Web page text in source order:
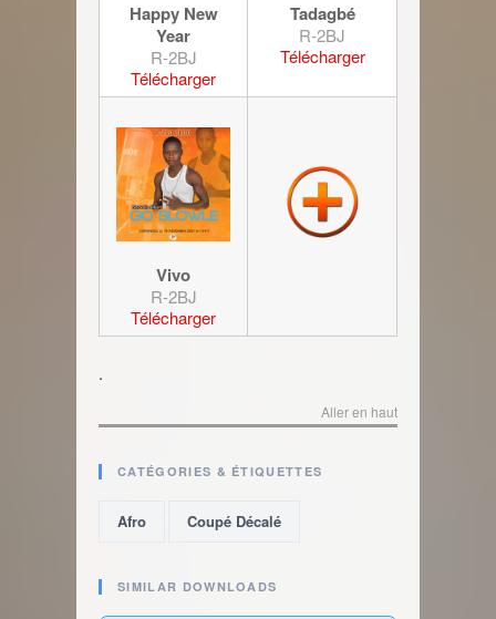
Happy New
Year
R-2BJ
Télécharger
Tadagbé
R-2BJ
Télécharger
Vivo
R-2BJ
Télécharger
.
Aller en haut
CATÉGORIES & ÉTIQUETTES
Afro Coupé Décalé
SIMILAR DOWNLOADS